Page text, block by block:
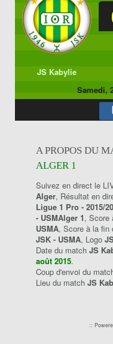
JS Kabylie
Samedi,
A PROPOS DU
ALGER 1
Suivez en direct le
Alger, Résultat en
Ligue 1 Pro - 2015/
- USMAlger 1, Score
USMA, Score à la fin
JSK - USMA, Logo
Date du match JS
août 2015.
Coup d'envoi du
Lieu du match JS
::